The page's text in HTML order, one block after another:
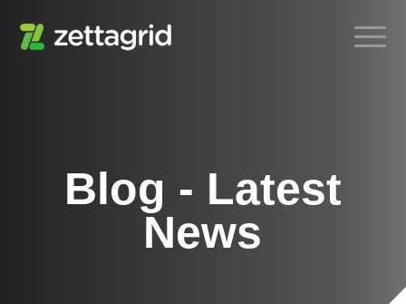
Blog - Latest
News